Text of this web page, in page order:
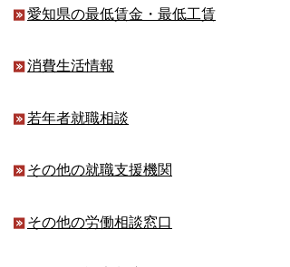
愛知県の最低賃金・最低工賃
消費生活情報
若年者就職相談
その他の就職支援機関
その他の労働相談窓口